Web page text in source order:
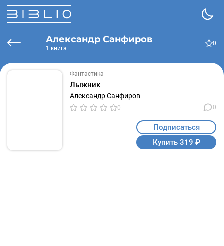
Александр Санфиров
1 книга
0
Фантастика
Лыжник
Александр Санфиров
0 0
Подписаться
Купить 319 ₽